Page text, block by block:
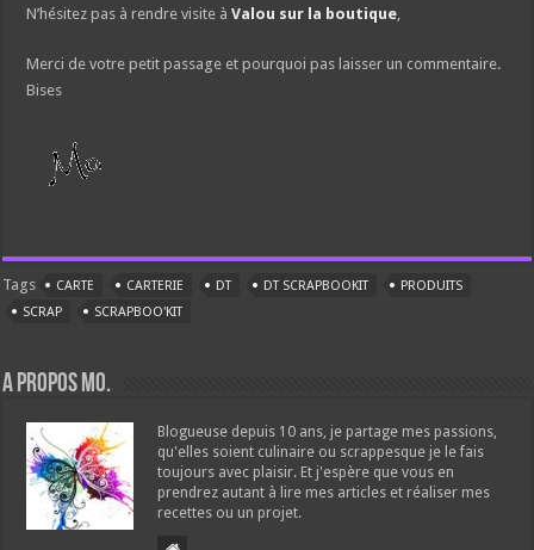
N’hésitez pas à rendre visite à Valou sur la boutique
Merci de votre petit passage et pourquoi pas laisser un commentaire.
Bises
Tags CARTE CARTERIE DT DT SCRAPBOOKIT
PRODUITS
SCRAP
SCRAPBOO'KIT
A propos Mo.
Blogueuse depuis 10 ans, je partage mes passions,
qu'elles soient culinaire ou scrappesque je le fais
toujours avec plaisir. Et j'espère que vous en
prendrez autant à lire mes articles et réaliser mes
recettes ou un projet.